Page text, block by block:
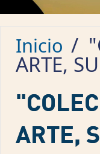
Inicio /
ARTE,
ARTE,